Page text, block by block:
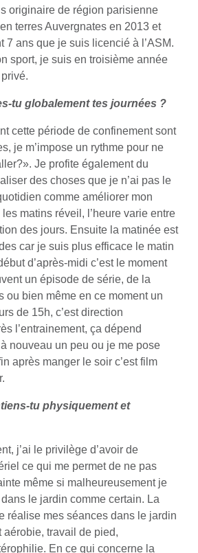
originaire de région parisienne
terres Auvergnates en 2013 et
7 ans que je suis licencié à l’ASM.
sport, je suis en troisième année
tu globalement tes journées ?
cette période de confinement sont
je m’impose un rythme pour ne
Je profite également du
des choses que je n’ai pas le
comme améliorer mon
matins réveil, l’heure varie entre
des jours. Ensuite la matinée est
car je suis plus efficace le matin
d’après-midi c’est le moment
un épisode de série, de la
ou bien même en ce moment un
de 15h, c’est direction
l’entrainement, ça dépend
nouveau un peu ou je me pose
après manger le soir c’est film
tu physiquement et
j’ai le privilège d’avoir de
ce qui me permet de ne pas
même si malheureusement je
le jardin comme certain. La
réalise mes séances dans le jardin
aérobie, travail de pied,
En ce qui concerne la